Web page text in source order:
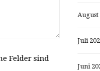
Felder sind
August
Juli
Juni